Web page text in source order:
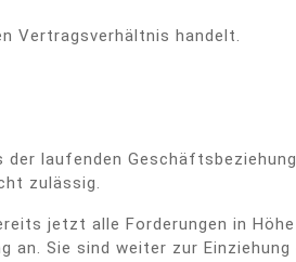
Vertragsverhältnis handelt.
der laufenden
zulässig.
jetzt alle Forderungen in
an. Sie sind weiter zur Einziehung